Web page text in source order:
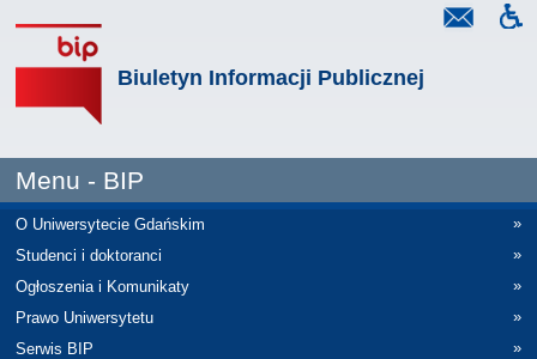
Biuletyn Informacji Publicznej
Menu - BIP
O Uniwersytecie Gdańskim
»
Studenci i doktoranci
»
Ogłoszenia i Komunikaty
»
Prawo Uniwersytetu
»
Serwis BIP
»